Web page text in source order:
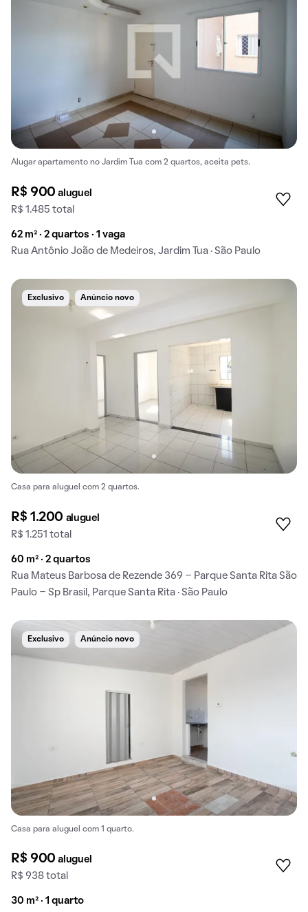
Alugar apartamento no Jardim Tua com 2 quartos, aceita pets.
R$ 900aluguel
R$ 1.485 total
62 m² · 2 quartos · 1 vaga
Rua Antônio João de Medeiros, Jardim Tua · São Paulo
Exclusivo Anúncio novo
Casa para aluguel com 2 quartos.
R$ 1.200 aluguel
R$ 1.251 total
60 m² · 2 quartos
Rua Mateus Barbosa de Rezende 369 - Parque Santa Rita São
Paulo - Sp Brasil, Parque Santa Rita · São Paulo
Exclusivo Anúncio novo
Casa para aluguel com 1 quarto.
R$ 900aluguel
R$ 938 total
30 m² · 1 quarto